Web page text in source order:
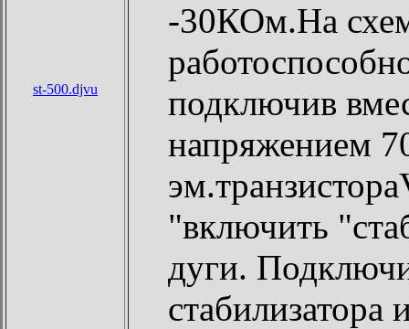
st-500.djvu
-30КОм.На
подключив
напряжением
"включить
дуги.
стабилизатора